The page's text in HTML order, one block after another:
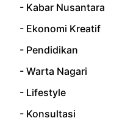
- Kabar Nusantara
- Ekonomi Kreatif
- Pendidikan
- Warta Nagari
- Lifestyle
- Konsultasi